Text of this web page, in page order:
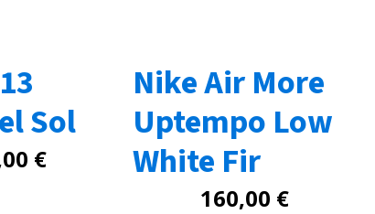
Sol
€
Nike Air More
Uptempo Low
White Fir
160,00 €